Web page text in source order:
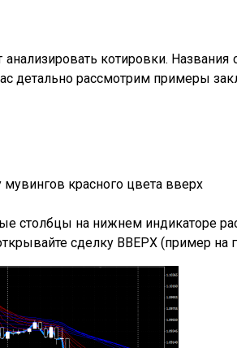
котировки.
детально рассмотрим примеры
мувингов красного цвета вверх
столбцы на нижнем индикаторе
сделку ВВЕРХ (пример на